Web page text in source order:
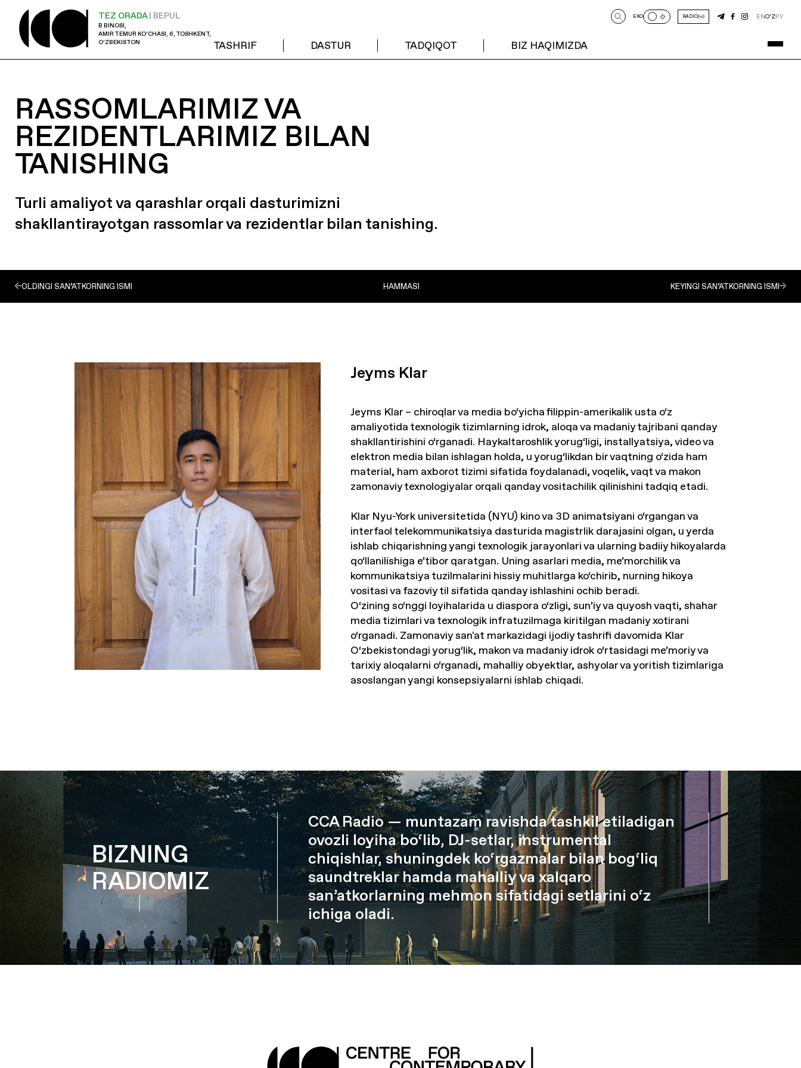
TEZ ORADA| BEPUL
B BINOSI,
AMIR TEMUR KO‘CHASI, 6, TOSHKENT,
O‘ZBEKISTON
TASHRIF DASTUR TADQIQOT BIZ HAQIMIZDA
EKO RADIO ENO‘ZРУ
RASSOMLARIMIZ VA
REZIDENTLARIMIZ BILAN
TANISHING
Turli amaliyot va qarashlar orqali dasturimizni
shakllantirayotgan rassomlar va rezidentlar bilan tanishing.
OLDINGI SAN’ATKORNING ISMI HAMMASI KEYINGI SAN’ATKORNING ISMI
Jeyms Klar
Jeyms Klar – chiroqlar va media bo‘yicha filippin-amerikalik usta o‘z
amaliyotida texnologik tizimlarning idrok, aloqa va madaniy tajribani qanday
shakllantirishini o‘rganadi. Haykaltaroshlik yorug‘ligi, installyatsiya, video va
elektron media bilan ishlagan holda, u yorug‘likdan bir vaqtning o‘zida ham
material, ham axborot tizimi sifatida foydalanadi, voqelik, vaqt va makon
zamonaviy texnologiyalar orqali qanday vositachilik qilinishini tadqiq etadi.
Klar Nyu-York universitetida (NYU) kino va 3D animatsiyani o‘rgangan va
interfaol telekommunikatsiya dasturida magistrlik darajasini olgan, u yerda
ishlab chiqarishning yangi texnologik jarayonlari va ularning badiiy hikoyalarda
qo‘llanilishiga e’tibor qaratgan. Uning asarlari media, me’morchilik va
kommunikatsiya tuzilmalarini hissiy muhitlarga ko‘chirib, nurning hikoya
vositasi va fazoviy til sifatida qanday ishlashini ochib beradi.
O‘zining so‘nggi loyihalarida u diaspora o‘zligi, sun’iy va quyosh vaqti, shahar
media tizimlari va texnologik infratuzilmaga kiritilgan madaniy xotirani
o‘rganadi. Zamonaviy san'at markazidagi ijodiy tashrifi davomida Klar
O‘zbekistondagi yorug‘lik, makon va madaniy idrok o‘rtasidagi me’moriy va
tarixiy aloqalarni o‘rganadi, mahalliy obyektlar, ashyolar va yoritish tizimlariga
asoslangan yangi konsepsiyalarni ishlab chiqadi.
BIZNING
RADIOMIZ
CCA Radio — muntazam ravishda tashkil etiladigan
ovozli loyiha bo‘lib, DJ-setlar, instrumental
chiqishlar, shuningdek ko‘rgazmalar bilan bog‘liq
saundtreklar hamda mahalliy va xalqaro
san’atkorlarning mehmon sifatidagi setlarini o‘z
ichiga oladi.